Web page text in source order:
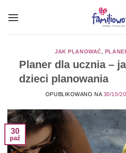
JAK PLANOWAĆ,
Planer dla ucznia –
dzieci planowania
OPUBLIKOWANO NA 30/10/
30
paź